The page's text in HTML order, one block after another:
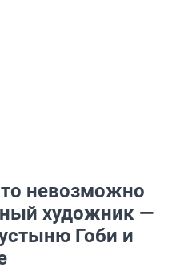
невозможно
художник —
Гоби и